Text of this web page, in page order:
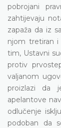
pobrojani
zahtijevaju
zapaža da iz
njom tretiran i
tim, Ustavni
protiv
valjanom
proizlazi da
apelantove
odlučenje
podoban da